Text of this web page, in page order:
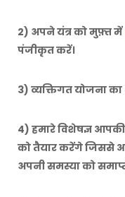
2) अपने यंत्र को मुफ़्त में
पंजीकृत करें।
3) व्यक्तिगत योजना
4) हमारे विशेषज्ञ
को तैयार करेंगे जिससे
अपनी समस्या को